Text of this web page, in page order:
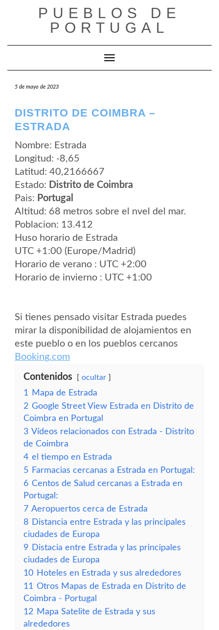
PUEBLOS DE
PORTUGAL
Cambiar modo de navegación
5 de mayo de 2023
DISTRITO DE COIMBRA –
ESTRADA
Nombre: Estrada
Longitud: -8,65
Latitud: 40,2166667
Estado: Distrito de Coimbra
Pais: Portugal
Altitud: 68 metros sobre el nvel del mar.
Poblacion: 13.412
Huso horario de Estrada
UTC +1:00 (Europe/Madrid)
Horario de verano : UTC +2:00
Horario de invierno : UTC +1:00
Si tienes pensado visitar Estrada puedes
mirar la disponibilidad de alojamientos en
este pueblo o en los pueblos cercanos
Booking.com
Contenidos ocultar
1
Mapa de Estrada
2 Google Street View Estrada en Distrito de
Coimbra en Portugal
3 Vídeos relacionados con Estrada - Distrito
de Coimbra
4 el tiempo en Estrada
5 Farmacias cercanas a Estrada en Portugal:
6 Centos de Salud cercanas a Estrada en
Portugal:
7 Aeropuertos cerca de Estrada
8 Distancia entre Estrada y las principales
ciudades de Europa
9 Distacia entre Estrada y las principales
ciudades de Europa
10 Hoteles en Estrada y sus alrededores
11 Otros Mapas de Estrada en Distrito de
Coimbra - Portugal
12 Mapa Satelite de Estrada y sus
alrededores